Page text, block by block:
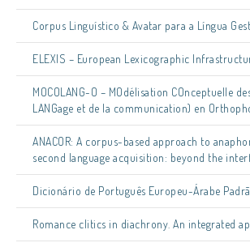
Corpus Linguístico & Avatar para a Língua
ELEXIS – European Lexicographic
MOCOLANG-O – MOdélisation COnceptuelle
LANGage et de la communication) en
ANACOR: A corpus-based approach to
second language acquisition: beyond the
Dicionário de Português Europeu-Árabe
Romance clitics in diachrony. An integrated